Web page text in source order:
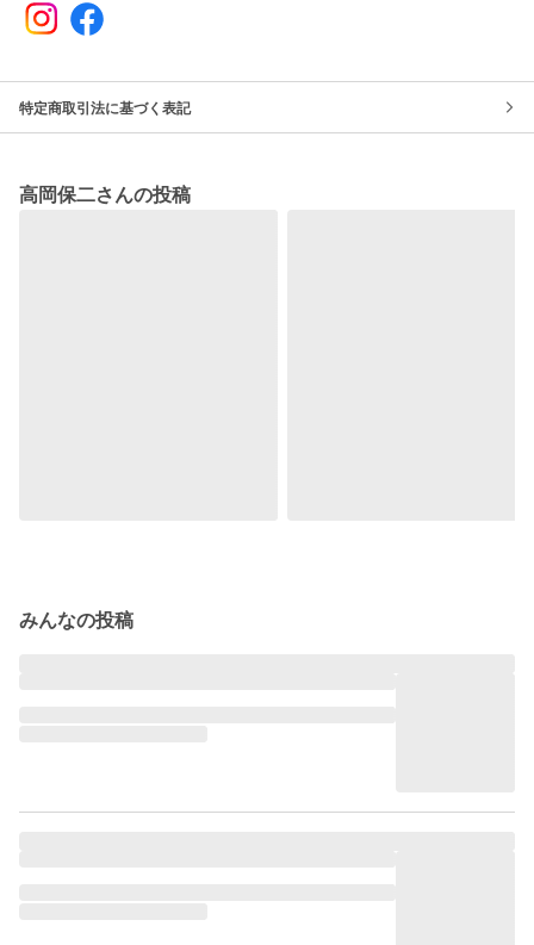
特定商取引法に基づく表記
高岡保二さんの投稿
みんなの投稿